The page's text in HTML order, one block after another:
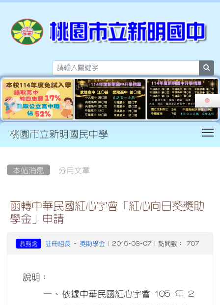
桃園市立新明國民中學
本站消息 分月文章
函轉中華民國紅心字會「紅心向日葵獎助
學金」申請
教務處 註冊組長 - 獎助學金 | 2016-03-07 | 點閱數： 707
說明：
一、 依據中華民國紅心字會 105 年 2